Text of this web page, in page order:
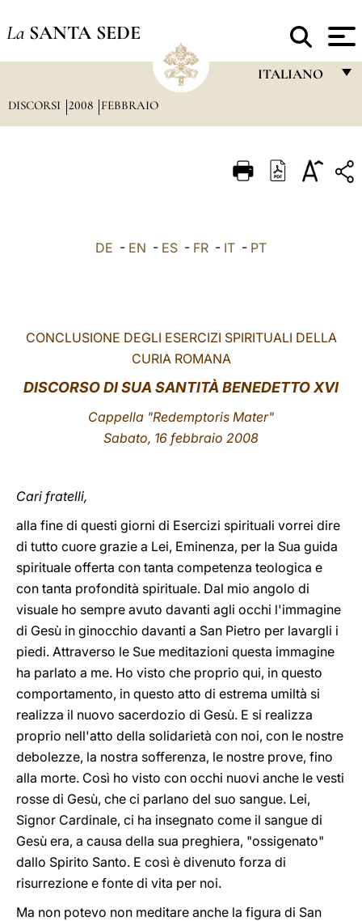
La SANTA SEDE
ITALIANO
ITALIANO
LATINE
DISCORSI 2008 FEBBRAIO
DE - EN - ES - FR - IT - PT
CONCLUSIONE DEGLI ESERCIZI SPIRITUALI DELLA
CURIA ROMANA
DISCORSO DI SUA SANTITÀ BENEDETTO XVI
Cappella "Redemptoris Mater"
Sabato, 16 febbraio 2008
Cari fratelli,
alla fine di questi giorni di Esercizi spirituali vorrei dire
di tutto cuore grazie a Lei, Eminenza, per la Sua guida
spirituale offerta con tanta competenza teologica e
con tanta profondità spirituale. Dal mio angolo di
visuale ho sempre avuto davanti agli occhi l'immagine
di Gesù in ginocchio davanti a San Pietro per lavargli i
piedi. Attraverso le Sue meditazioni questa immagine
ha parlato a me. Ho visto che proprio qui, in questo
comportamento, in questo atto di estrema umiltà si
realizza il nuovo sacerdozio di Gesù. E si realizza
proprio nell'atto della solidarietà con noi, con le nostre
debolezze, la nostra sofferenza, le nostre prove, fino
alla morte. Così ho visto con occhi nuovi anche le vesti
rosse di Gesù, che ci parlano del suo sangue. Lei,
Signor Cardinale, ci ha insegnato come il sangue di
Gesù era, a causa della sua preghiera, "ossigenato"
dallo Spirito Santo. E così è divenuto forza di
risurrezione e fonte di vita per noi.
Ma non potevo non meditare anche la figura di San